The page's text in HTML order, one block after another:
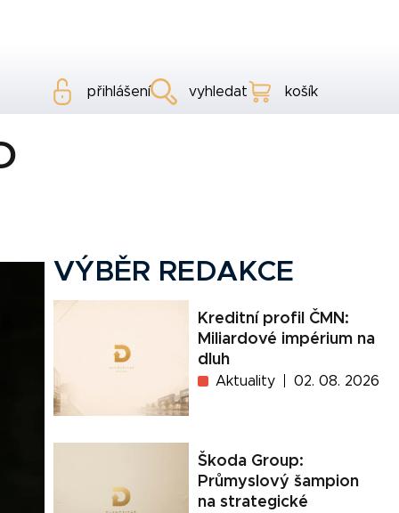
přihlášení vyhledat košík
VÝBĚR REDAKCE
Kreditní profil ČMN:
Miliardové impérium na
dluh
Aktuality 02. 08. 2026
Škoda Group:
Průmyslový šampion
na strategické